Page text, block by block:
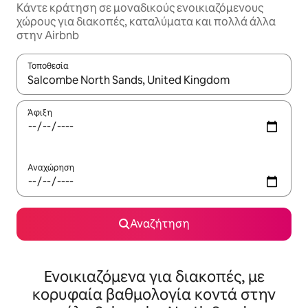
Κάντε κράτηση σε μοναδικούς ενοικιαζόμενους
χώρους για διακοπές, καταλύματα και πολλά άλλα
στην Airbnb
Τοποθεσία
Όταν τα αποτελέσματα είναι διαθέσιμα, μπορείτε να
Άφιξη
Αναχώρηση
Αναζήτηση
Ενοικιαζόμενα για διακοπές, με
κορυφαία βαθμολογία κοντά στην